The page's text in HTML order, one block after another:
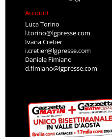
Account
Luca Torino
l.torino@lgpresse.com
Ivana Cretier
i.cretier@lgpresse.com
Daniele Fimiano
d.fimiano@lgpresse.com